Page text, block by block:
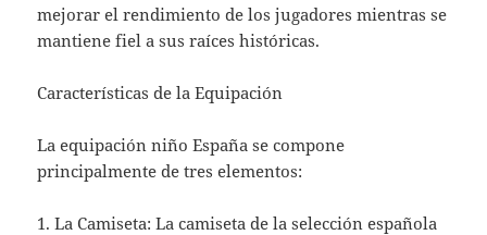
mejorar el rendimiento de los jugadores mientras se
mantiene fiel a sus raíces históricas.
Características de la Equipación
La equipación niño España se compone
principalmente de tres elementos:
1. La Camiseta: La camiseta de la selección española